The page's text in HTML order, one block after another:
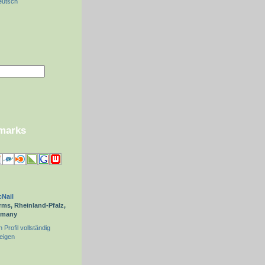
Rheinland-Pfalz,
Profil vollständig